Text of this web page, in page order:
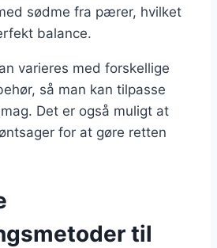
sødme fra pærer, hvilket
balance.
varieres med forskellige
så man kan tilpasse
Det er også muligt at
for at gøre retten
til